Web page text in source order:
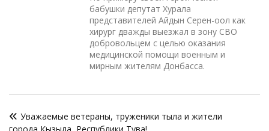
бабушки депутат Хурала
представителей Айдын Серен-оол как
хирург дважды выезжал в зону СВО
добровольцем с целью оказания
медицинской помощи военным и
мирным жителям Донбасса.
поУважаемые ветераны, труженики тыла и жители